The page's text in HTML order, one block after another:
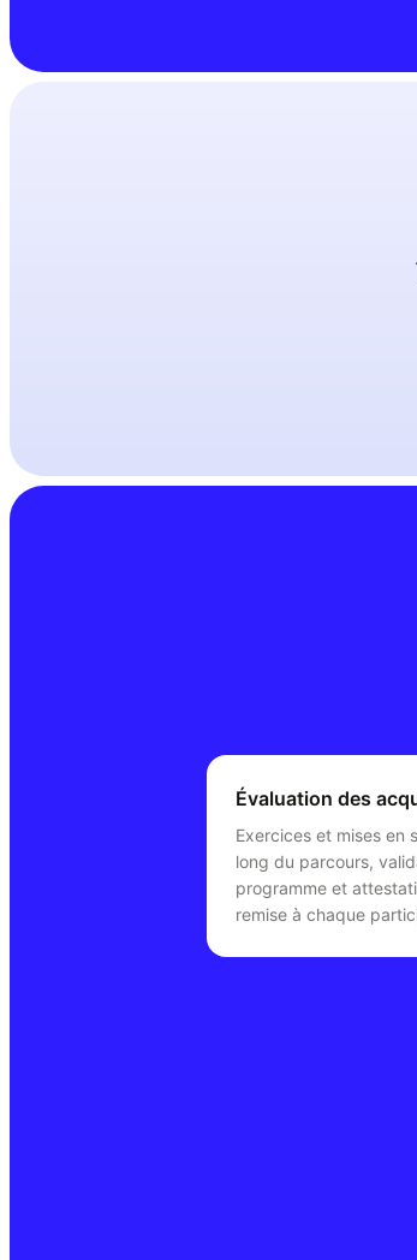
Évaluation des
Exercices et mises en
long du parcours,
programme et
remise à chaque